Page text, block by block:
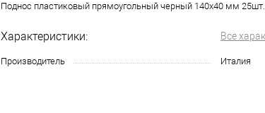
Поднос пластиковый прямоугольный черный 140х40 мм 25шт.
Характеристики: Все
Производитель Италия